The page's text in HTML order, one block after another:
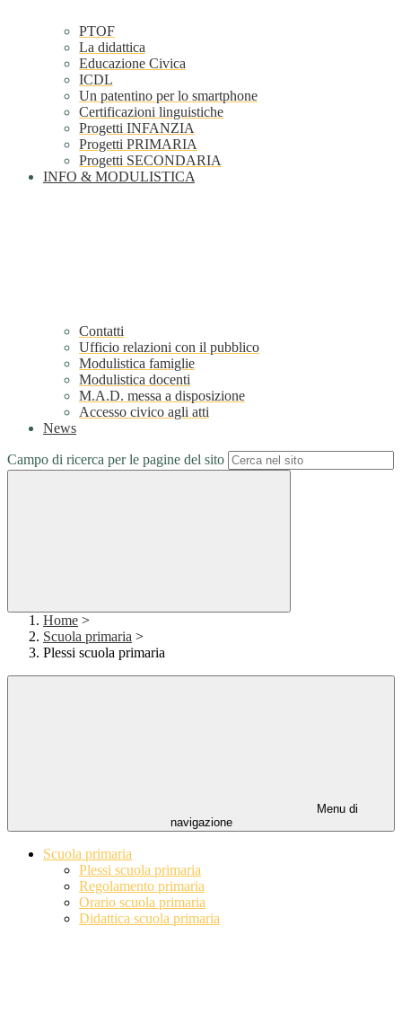
PTOF
La didattica
Educazione Civica
ICDL
Un patentino per lo smartphone
Certificazioni linguistiche
Progetti INFANZIA
Progetti PRIMARIA
Progetti SECONDARIA
INFO & MODULISTICA
Contatti
Ufficio relazioni con il pubblico
Modulistica famiglie
Modulistica docenti
M.A.D. messa a disposizione
Accesso civico agli atti
News
Campo di ricerca per le pagine del sito
Home >
Scuola primaria >
Plessi scuola primaria
Menu di
navigazione
Scuola primaria
Plessi scuola primaria
Regolamento primaria
Orario scuola primaria
Didattica scuola primaria